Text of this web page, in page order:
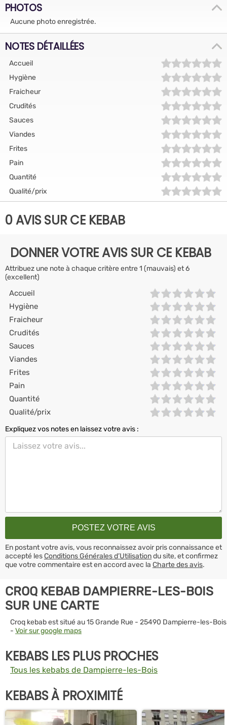
PHOTOS
Aucune photo enregistrée.
NOTES DÉTAILLÉES
Accueil
Hygiène
Fraicheur
Crudités
Sauces
Viandes
Frites
Pain
Quantité
Qualité/prix
0 AVIS SUR CE KEBAB
DONNER VOTRE AVIS SUR CE KEBAB
Attribuez une note à chaque critère entre 1 (mauvais) et 6
(excellent)
Accueil
Hygiène
Fraicheur
Crudités
Sauces
Viandes
Frites
Pain
Quantité
Qualité/prix
Expliquez vos notes en laissez votre avis :
En postant votre avis, vous reconnaissez avoir pris connaissance et
accepté lesConditions Générales d’Utilisationdu site, et confirmez
que votre commentaire est en accord avec la Charte des avis.
CROQ KEBAB DAMPIERRE-LES-BOIS
SUR UNE CARTE
Croq kebab est situé au 15 Grande Rue - 25490 Dampierre-les-Bois
- Voir sur google maps
KEBABS LES PLUS PROCHES
Tous les kebabs de Dampierre-les-Bois
KEBABS À PROXIMITÉ